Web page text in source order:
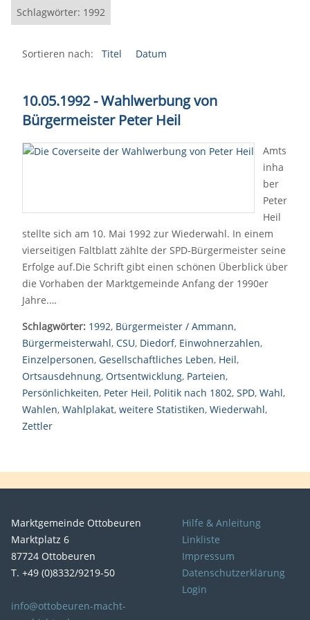
Schlagwörter: 1992
Sortieren nach: Titel Datum
10.05.1992 - Wahlwerbung von
Bürgermeister Peter Heil
Amts
inha
ber
Peter
Heil
stellte sich am 10. Mai 1992 zur Wiederwahl. In einem
vierseitigen Faltblatt zählte der SPD-Bürgermeister seine
Erfolge auf.Die Schrift gibt einen schönen Überblick über
die Vorhaben der Marktgemeinde Anfang der 1990er
Jahre.…
Schlagwörter: 1992, Bürgermeister / Ammann,
Bürgermeisterwahl, CSU, Diedorf, Einwohnerzahlen,
Einzelpersonen, Gesellschaftliches Leben, Heil,
Ortsausdehnung, Ortsentwicklung, Parteien,
Persönlichkeiten, Peter Heil, Politik nach 1802, SPD, Wahl,
Wahlen, Wahlplakat, weitere Statistiken, Wiederwahl,
Zettler
Marktgemeinde Ottobeuren
Marktplatz 6
87724 Ottobeuren
T. +49 (0)8332/9219-50
info@ottobeuren-macht-
Hilfe & Anleitung
Linkliste
Impressum
Datenschutzerklärung
Login